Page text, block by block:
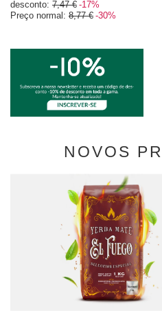
desconto: 7,47 € -17%
Preço normal: 8,77 € -30%
NOVOS